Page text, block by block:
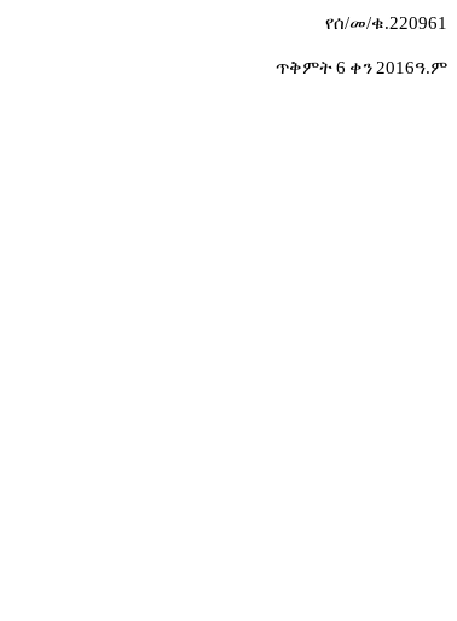
የሰ/መ/ቁ.220961
ጥቅምት6 ቀን2016ዓ.ም